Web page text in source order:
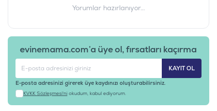
Yorumlar hazırlanıyor...
evinemama.com’a üye ol, fırsatları kaçırma
KAYIT OL
E-posta adresinizi girerek üye kaydınızı oluşturabilirsiniz.
KVKK Sözleşmesi'ni okudum, kabul ediyorum.